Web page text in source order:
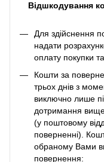
Відшкодування
Для здійснення
надати
оплату покупки
Кошти за
трьох днів з
виключно лише
дотримання
(у поштовому
поверненні).
обраному Вами
повернення: